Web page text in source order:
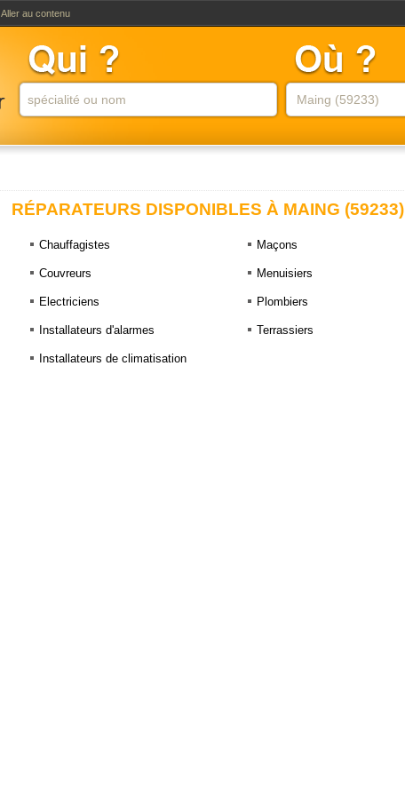
Aller au contenu
RÉPARATEURS DISPONIBLES À MAING (59233)
Chauffagistes
Couvreurs
Electriciens
Installateurs d'alarmes
Installateurs de climatisation
Maçons
Menuisiers
Plombiers
Terrassiers